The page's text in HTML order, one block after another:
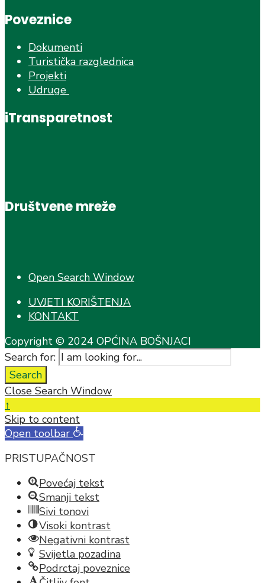
Poveznice
Dokumenti
Turistička razglednica
Projekti
Udruge
iTransparetnost
Društvene mreže
Open Search Window
UVJETI KORIŠTENJA
KONTAKT
Copyright © 2024 OPĆINA BOŠNJACI
Search for:
Search
Close Search Window
↑
Skip to content
Open toolbar
PRISTUPAČNOST
Povećaj tekst
Smanji tekst
Sivi tonovi
Visoki kontrast
Negativni kontrast
Svijetla pozadina
Podrctaj poveznice